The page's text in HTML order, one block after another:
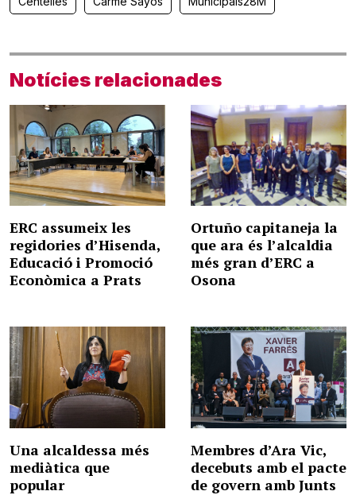
Notícies relacionades
ERC assumeix les
regidories d’Hisenda,
Educació i Promoció
Econòmica a Prats
Ortuño capitaneja la
que ara és l’alcaldia
més gran d’ERC a
Osona
Una alcaldessa més
mediàtica que
popular
Membres d’Ara Vic,
decebuts amb el pacte
de govern amb Junts